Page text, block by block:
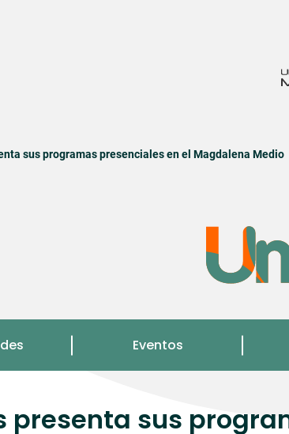
sus programas presenciales en el Magdalena Medio
Eventos
presenta sus